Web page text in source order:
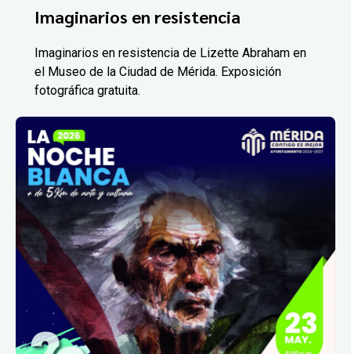
Imaginarios en resistencia
Imaginarios en resistencia de Lizette Abraham en
el Museo de la Ciudad de Mérida. Exposición
fotográfica gratuita.